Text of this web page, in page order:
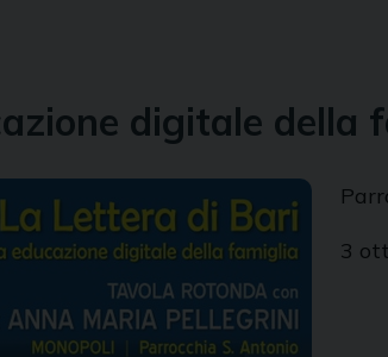
digitale della
3